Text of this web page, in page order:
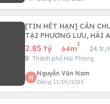
[TIN HẾT HẠN] CẦN
TẠI PHƯƠNG LƯU, HẢI
2.85 tỷ · 64m
2
· 24 tr/
Thành phố Hải Phòng
N
Nguyễn Văn Nam
Đăng 11/05/2025